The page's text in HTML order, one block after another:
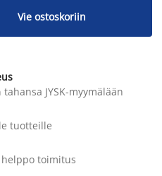
Vie ostoskoriin
JYSK-myymälään
tuotteille
toimitus